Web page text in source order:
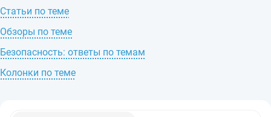
Статьи по теме
Обзоры по теме
Безопасность: ответы по темам
Колонки по теме